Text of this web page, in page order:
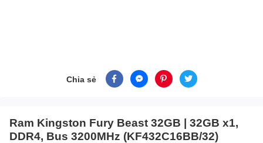
Chia sẻ
Ram Kingston Fury Beast 32GB | 32GB x1,
DDR4, Bus 3200MHz (KF432C16BB/32)